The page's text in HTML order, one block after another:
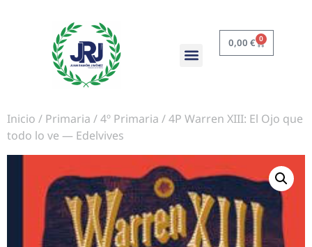
0,00 € 0
Inicio / Primaria /4º Primaria / 4P Warren XIII: El Ojo que
todo lo ve — Edelvives